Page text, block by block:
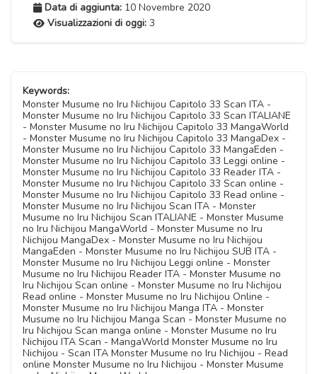
Data di aggiunta: 10 Novembre 2020
Visualizzazioni di oggi: 3
Keywords:
Monster Musume no Iru Nichijou Capitolo 33 Scan ITA -
Monster Musume no Iru Nichijou Capitolo 33 Scan ITALIANE
- Monster Musume no Iru Nichijou Capitolo 33 MangaWorld
- Monster Musume no Iru Nichijou Capitolo 33 MangaDex -
Monster Musume no Iru Nichijou Capitolo 33 MangaEden -
Monster Musume no Iru Nichijou Capitolo 33 Leggi online -
Monster Musume no Iru Nichijou Capitolo 33 Reader ITA -
Monster Musume no Iru Nichijou Capitolo 33 Scan online -
Monster Musume no Iru Nichijou Capitolo 33 Read online -
Monster Musume no Iru Nichijou Scan ITA - Monster
Musume no Iru Nichijou Scan ITALIANE - Monster Musume
no Iru Nichijou MangaWorld - Monster Musume no Iru
Nichijou MangaDex - Monster Musume no Iru Nichijou
MangaEden - Monster Musume no Iru Nichijou SUB ITA -
Monster Musume no Iru Nichijou Leggi online - Monster
Musume no Iru Nichijou Reader ITA - Monster Musume no
Iru Nichijou Scan online - Monster Musume no Iru Nichijou
Read online - Monster Musume no Iru Nichijou Online -
Monster Musume no Iru Nichijou Manga ITA - Monster
Musume no Iru Nichijou Manga Scan - Monster Musume no
Iru Nichijou Scan manga online - Monster Musume no Iru
Nichijou ITA Scan - MangaWorld Monster Musume no Iru
Nichijou - Scan ITA Monster Musume no Iru Nichijou - Read
online Monster Musume no Iru Nichijou - Monster Musume